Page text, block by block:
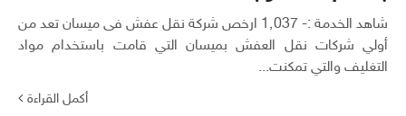
شاهد الخدمة :- 1٬037 ارخص شركة نقل عفش فى ميسان تعد من
أولي شركات نقل العفش بميسان التي قامت باستخدام مواد
التغليف والتي تمكنت...
أكمل القراءة